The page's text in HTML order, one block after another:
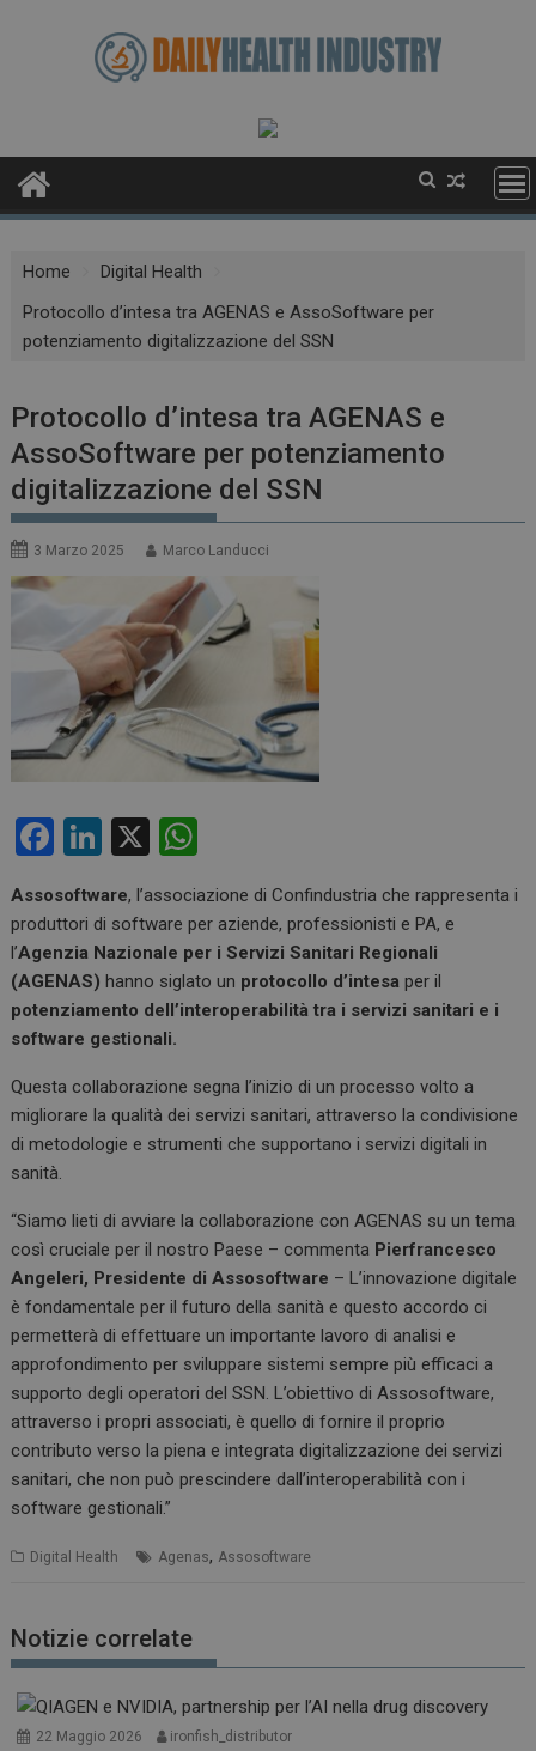
Home
Digital Health
Protocollo d’intesa tra AGENAS e AssoSoftware per
potenziamento digitalizzazione del SSN
Protocollo d’intesa tra AGENAS e
AssoSoftware per potenziamento
digitalizzazione del SSN
3 Marzo 2025 Marco Landucci
F
ce
b
o
o
Li
ke
dI
n
X
at
s
A
p
Assosoftware, l’associazione di Confindustria che rappresenta i
produttori di software per aziende, professionisti e PA, e
l’Agenzia Nazionale per i Servizi Sanitari Regionali
(AGENAS) hanno siglato un protocollo d’intesa per il
potenziamento dell’interoperabilità tra i servizi sanitari e i
software gestionali.
Questa collaborazione segna l’inizio di un processo volto a
migliorare la qualità dei servizi sanitari, attraverso la condivisione
di metodologie e strumenti che supportano i servizi digitali in
sanità.
“Siamo lieti di avviare la collaborazione con AGENAS su un tema
così cruciale per il nostro Paese – commenta Pierfrancesco
Angeleri, Presidente di Assosoftware – L’innovazione digitale
è fondamentale per il futuro della sanità e questo accordo ci
permetterà di effettuare un importante lavoro di analisi e
approfondimento per sviluppare sistemi sempre più efficaci a
supporto degli operatori del SSN. L’obiettivo di Assosoftware,
attraverso i propri associati, è quello di fornire il proprio
contributo verso la piena e integrata digitalizzazione dei servizi
sanitari, che non può prescindere dall’interoperabilità con i
software gestionali.”
Digital Health Agenas, Assosoftware
Notizie correlate
22 Maggio 2026 ironfish_distributor